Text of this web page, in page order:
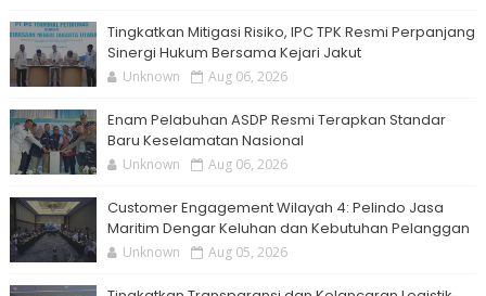
Tingkatkan Mitigasi Risiko, IPC TPK Resmi Perpanjang
Sinergi Hukum Bersama Kejari Jakut
Unknown Aug 06, 2026
Enam Pelabuhan ASDP Resmi Terapkan Standar
Baru Keselamatan Nasional
Unknown Aug 06, 2026
Customer Engagement Wilayah 4: Pelindo Jasa
Maritim Dengar Keluhan dan Kebutuhan Pelanggan
Unknown Aug 05, 2026